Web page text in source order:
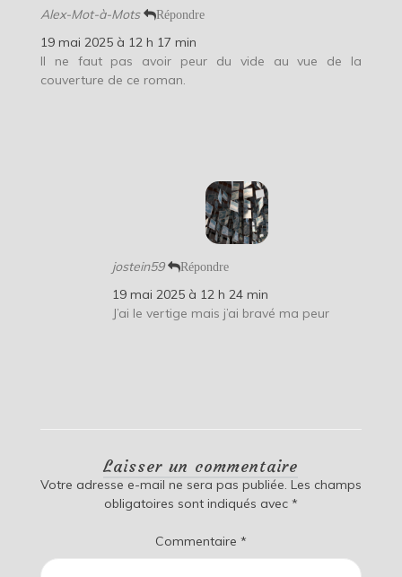
Alex-Mot-à-Mots Répondre
19 mai 2025 à 12 h 17 min
Il ne faut pas avoir peur du vide au vue de la
couverture de ce roman.
jostein59 Répondre
19 mai 2025 à 12 h 24 min
J’ai le vertige mais j’ai bravé ma peur
Laisser un commentaire
Votre adresse e-mail ne sera pas publiée. Les champs
obligatoires sont indiqués avec *
Commentaire *